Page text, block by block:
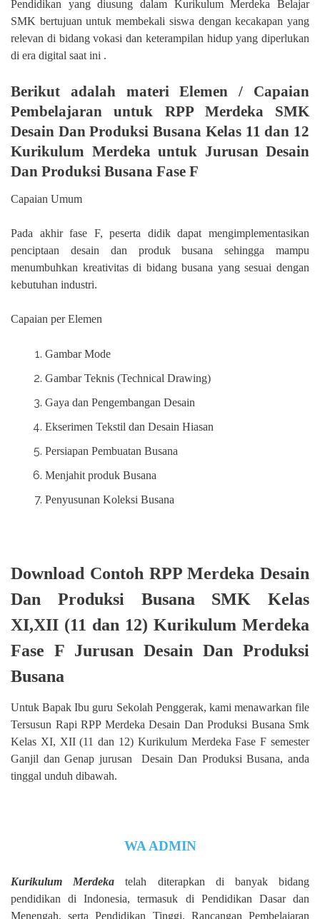
Pendidikan yang diusung dalam Kurikulum Merdeka Belajar
SMK bertujuan untuk membekali siswa dengan kecakapan yang
relevan di bidang vokasi dan keterampilan hidup yang diperlukan
di era digital saat ini .
Berikut adalah materi Elemen / Capaian
Pembelajaran untuk RPP Merdeka SMK
Desain Dan Produksi Busana Kelas 11 dan 12
Kurikulum Merdeka untuk Jurusan Desain
Dan Produksi Busana Fase F
Capaian Umum
Pada akhir fase F, peserta didik dapat mengimplementasikan
penciptaan desain dan produk busana sehingga mampu
menumbuhkan kreativitas di bidang busana yang sesuai dengan
kebutuhan industri.
Capaian per Elemen
Gambar Mode
Gambar Teknis (Technical Drawing)
Gaya dan Pengembangan Desain
Ekserimen Tekstil dan Desain Hiasan
Persiapan Pembuatan Busana
Menjahit produk Busana
Penyusunan Koleksi Busana
Download Contoh RPP Merdeka Desain
Dan Produksi Busana SMK Kelas
XI,XII (11 dan 12) Kurikulum Merdeka
Fase F Jurusan Desain Dan Produksi
Busana
Untuk Bapak Ibu guru Sekolah Penggerak, kami menawarkan file
Tersusun Rapi RPP Merdeka Desain Dan Produksi Busana Smk
Kelas XI, XII (11 dan 12) Kurikulum Merdeka Fase F semester
Ganjil dan Genap jurusan Desain Dan Produksi Busana, anda
tinggal unduh dibawah.
WA ADMIN
Kurikulum Merdeka telah diterapkan di banyak bidang
pendidikan di Indonesia, termasuk di Pendidikan Dasar dan
Menengah, serta Pendidikan Tinggi. Rancangan Pembelajaran